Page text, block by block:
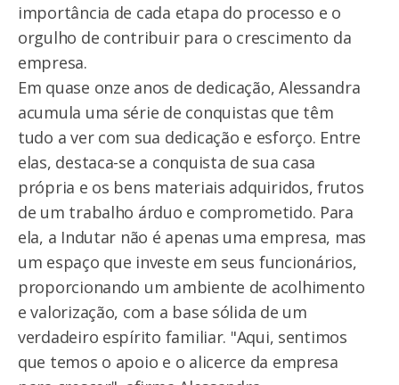
importância de cada etapa do processo e o
orgulho de contribuir para o crescimento da
empresa.
Em quase onze anos de dedicação, Alessandra
acumula uma série de conquistas que têm
tudo a ver com sua dedicação e esforço. Entre
elas, destaca-se a conquista de sua casa
própria e os bens materiais adquiridos, frutos
de um trabalho árduo e comprometido. Para
ela, a Indutar não é apenas uma empresa, mas
um espaço que investe em seus funcionários,
proporcionando um ambiente de acolhimento
e valorização, com a base sólida de um
verdadeiro espírito familiar. "Aqui, sentimos
que temos o apoio e o alicerce da empresa